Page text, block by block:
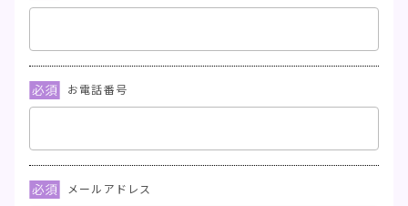
お電話番号
メールアドレス